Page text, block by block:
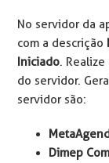
No servidor da
com a descrição
Iniciado.
do servidor.
servidor são:
Dimep